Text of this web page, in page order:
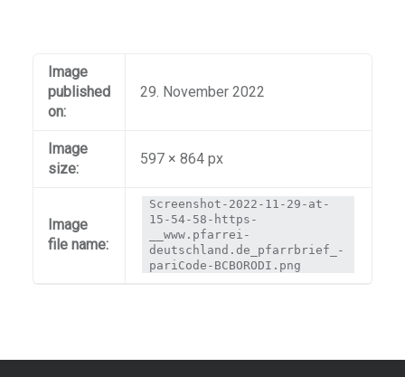
Image
published
on:
29. November 2022
Image
size:
597 × 864 px
Image
file name:
Screenshot-2022-11-29-at-
15-54-58-https-
__www.pfarrei-
deutschland.de_pfarrbrief_-
pariCode-BCBORODI.png